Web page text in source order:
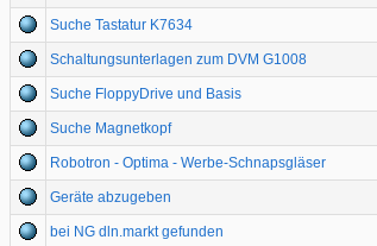
Suche Tastatur K7634
Schaltungsunterlagen zum DVM G1008
Suche FloppyDrive und Basis
Suche Magnetkopf
Robotron - Optima - Werbe-Schnapsgläser
Geräte abzugeben
bei NG dln.markt gefunden